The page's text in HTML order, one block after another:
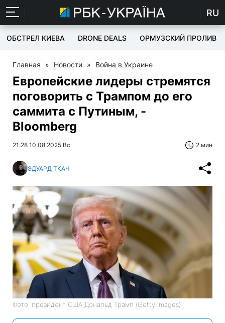
RU
ОБСТРЕЛ КИЕВА DRONE DEALS ОРМУЗСКИЙ ПРОЛИВ
Главная » Новости » Война в Украине
Европейские лидеры стремятся
поговорить с Трампом до его
саммита с Путиным, -
Bloomberg
21:28 10.08.2025 Вс 2 мин
ЭДУАРД ТКАЧ
Фото: президент США Дональд Трамп (Getty Images)